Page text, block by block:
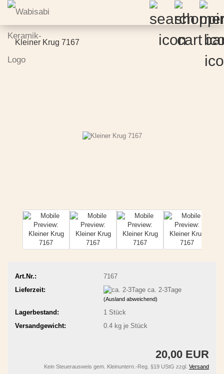
Kleiner Krug 7167
Art.Nr.:
7167
Lieferzeit:
ca. 2-3Tage
(Ausland abweichend)
Lagerbestand: 1 Stück
Versandgewicht:
0.4kg je Stück
20,00 EUR
Kein Steuerausweis gem. Kleinuntern.-Reg. §19 UStG zzgl. Versand